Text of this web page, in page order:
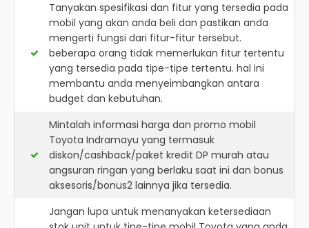
Tanyakan spesifikasi dan fitur yang tersedia pada
mobil yang akan anda beli dan pastikan anda
mengerti fungsi dari fitur-fitur tersebut.
beberapa orang tidak memerlukan fitur tertentu
yang tersedia pada tipe-tipe tertentu. hal ini
membantu anda menyeimbangkan antara
budget dan kebutuhan.
Mintalah informasi harga dan promo mobil
Toyota Indramayu yang termasuk
diskon/cashback/paket kredit DP murah atau
angsuran ringan yang berlaku saat ini dan bonus
aksesoris/bonus2 lainnya jika tersedia.
Jangan lupa untuk menanyakan ketersediaan